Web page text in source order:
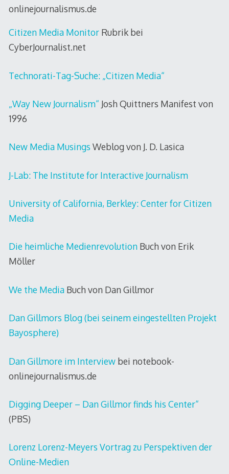
onlinejournalismus.de
Citizen Media MonitorRubrik bei
CyberJournalist.net
Technorati-Tag-Suche: „Citizen Media“
„Way New Journalism“ Josh Quittners Manifest von
1996
New Media Musings Weblog von J. D. Lasica
J-Lab: The Institute for Interactive Journalism
University of California, Berkley: Center for Citizen
Media
Die heimliche MedienrevolutionBuch von Erik
Möller
We the MediaBuch von Dan Gillmor
Dan Gillmors Blog(bei seinem eingestellten Projekt
Bayosphere)
Dan Gillmore im Interviewbei notebook-
onlinejournalismus.de
Digging Deeper – Dan Gillmor finds his Center“
(PBS)
Lorenz Lorenz-Meyers Vortrag zu Perspektiven der
Online-Medien